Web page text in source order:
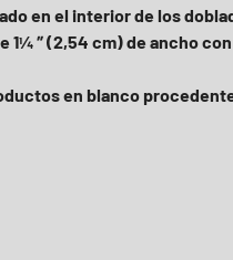
en el interior de los
en blanco